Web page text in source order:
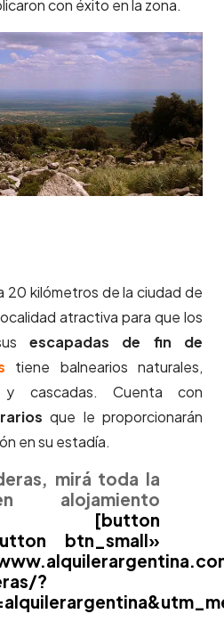
con éxito en la zona.
20 kilómetros de la ciudad de
atractiva para que los
escapadas de fin de
tiene balnearios naturales,
y cascadas. Cuenta con
que le proporcionarán
en su estadía.
mirá toda la
alojamiento
[button
btn_small»
?